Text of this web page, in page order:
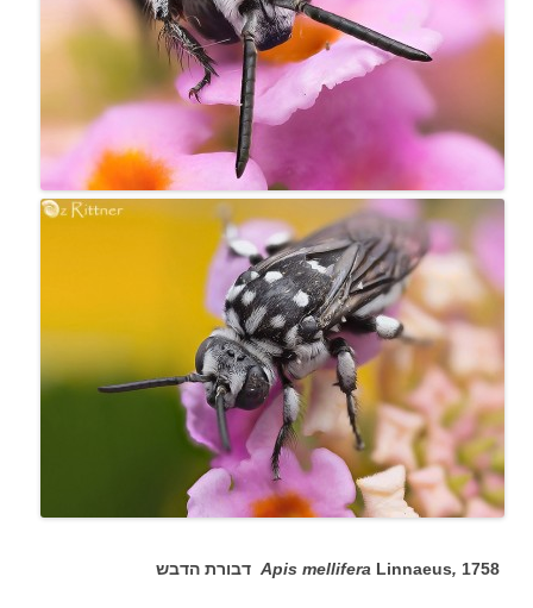
Apis mellifera Linnaeus, 1758